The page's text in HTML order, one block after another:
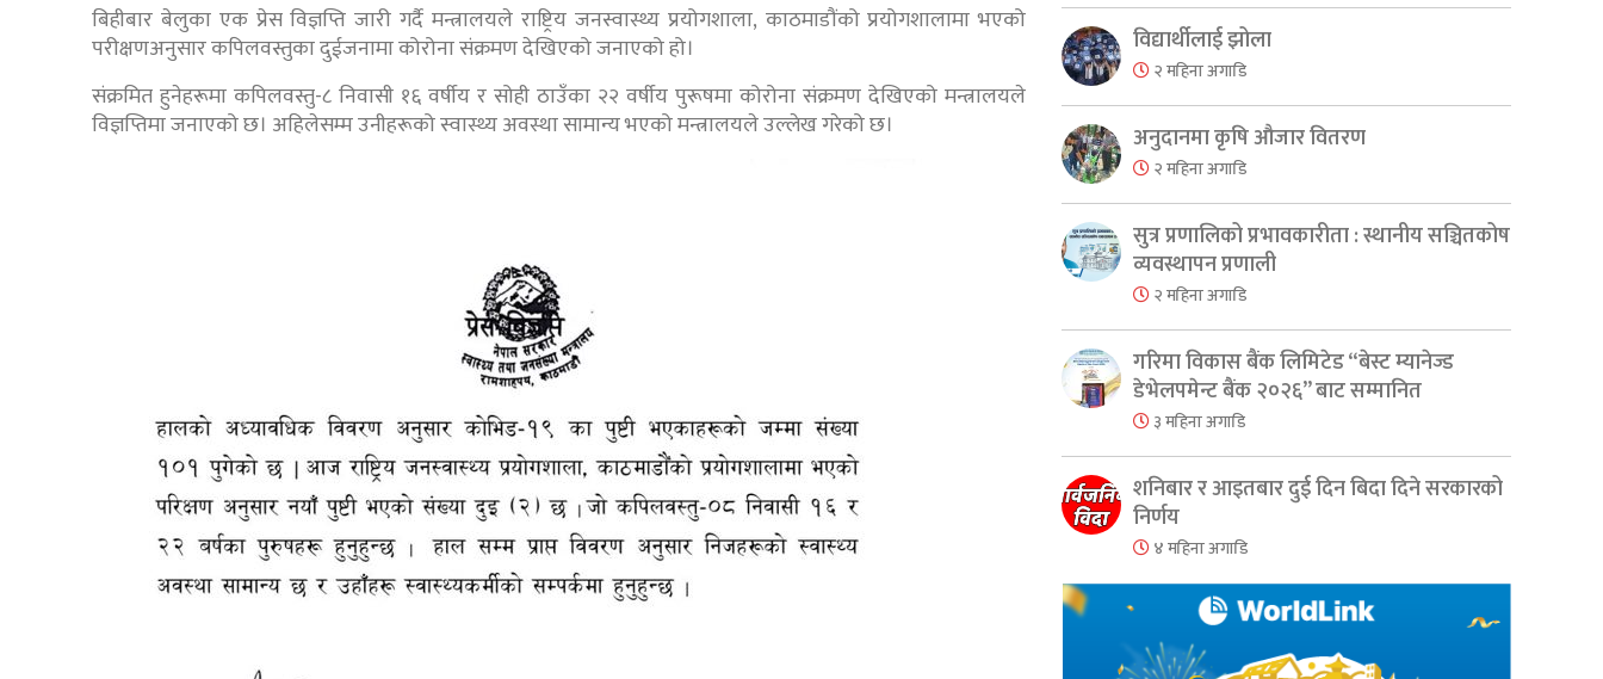
बिहीबार बेलुका एक प्रेस विज्ञप्ति जारी गर्दै मन्त्रालयले राष्ट्रिय जनस्वास्थ्य प्रयोगशाला‚ काठमाडौंको प्रयोगशालामा भएको
परीक्षणअनुसार कपिलवस्तुका दुईजनामा कोरोना संक्रमण देखिएको जनाएको हो।
संक्रमित हुनेहरूमा कपिलवस्तु-८ निवासी १६ वर्षीय र सोही ठाउँका २२ वर्षीय पुरूषमा कोरोना संक्रमण देखिएको मन्त्रालयले
विज्ञप्तिमा जनाएको छ। अहिलेसम्म उनीहरूको स्वास्थ्य अवस्था सामान्य भएको मन्त्रालयले उल्लेख गरेको छ।
विद्यार्थीलाई झोला
२ महिना अगाडि
अनुदानमा कृषि औजार वितरण
२ महिना अगाडि
सुत्र प्रणालिको प्रभावकारीता : स्थानीय सञ्चितकोष
व्यवस्थापन प्रणाली
२ महिना अगाडि
गरिमा विकास बैंक लिमिटेड “बेस्ट म्यानेज्ड
डेभेलपमेन्ट बैंक २०२६” बाट सम्मानित
३ महिना अगाडि
शनिबार र आइतबार दुई दिन बिदा दिने सरकारको
निर्णय
४ महिना अगाडि